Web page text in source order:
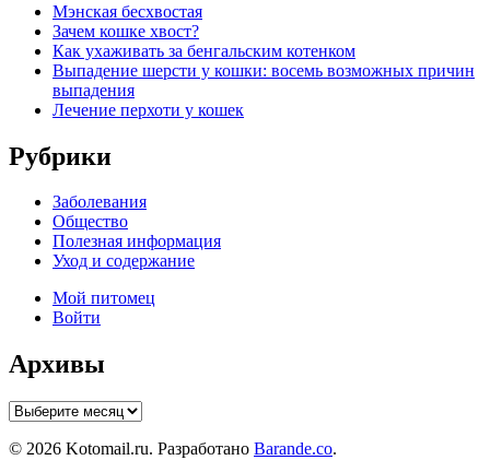
Мэнская бесхвостая
Зачем кошке хвост?
Как ухаживать за бенгальским котенком
Выпадение шерсти у кошки: восемь возможных причин
выпадения
Лечение перхоти у кошек
Рубрики
Заболевания
Общество
Полезная информация
Уход и содержание
Мой питомец
Войти
Архивы
Архивы
© 2026 Kotomail.ru. Разработано Barande.co.